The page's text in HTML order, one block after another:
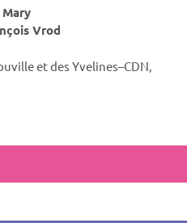
Vrod
et des Yvelines–CDN,